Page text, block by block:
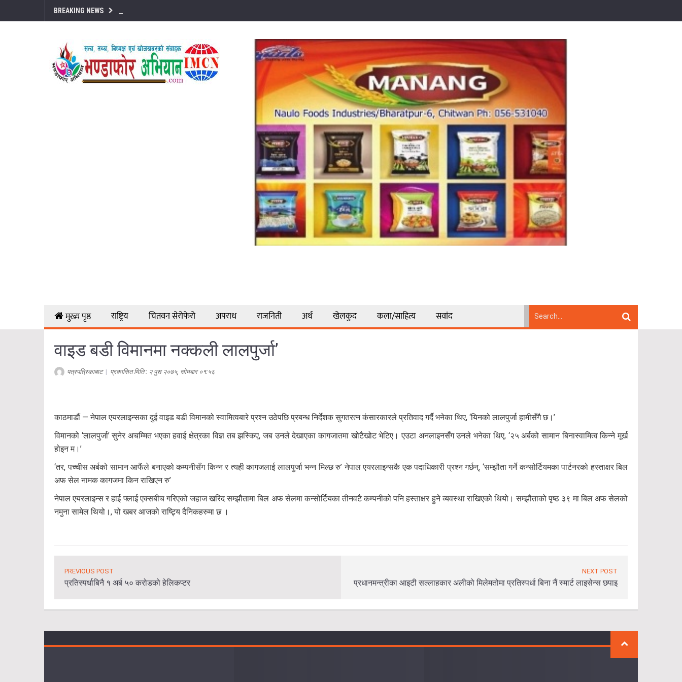
BREAKING NEWS
मुख्य पृष्ठ राष्ट्रिय चितवन सेरोफेरो अपराध राजनिती अर्थ खेलकुद कला/साहित्य सवांद
वाइड बडी विमानमा नक्कली लालपुर्जा’
पत्रपत्रिकाबाट| प्रकासित मिति : २ पुस २०७५, सोमबार ०१:५६
काठमाडौं — नेपाल एयरलाइन्सका दुई वाइड बडी विमानको स्वामित्वबारे प्रश्न उठेपछि प्रबन्ध निर्देशक सुगतरत्न कंसारकारले प्रतिवाद गर्दै भनेका थिए, ‘यिनको लालपुर्जा हामीसँगै छ।’
विमानको ‘लालपुर्जा’ सुनेर अचम्मित भएका हवाई क्षेत्रका विज्ञ तब झस्किए, जब उनले देखाएका कागजातमा खोटैखोट भेटिए। एउटा अनलाइनसँग उनले भनेका थिए, ‘२५ अर्बको सामान बिनास्वामित्व किन्ने मूर्ख
होइन म।’
‘तर, पच्चीस अर्बको सामान आफैंले बनाएको कम्पनीसँग किन्न र त्यही कागजलाई लालपुर्जा भन्न मिल्छ रु’ नेपाल एयरलाइन्सकै एक पदाधिकारी प्रश्न गर्छन्, ‘सम्झौता गर्ने कन्सोर्टियमका पार्टनरको हस्ताक्षर बिल
अफ सेल नामक कागजमा किन राखिएन रु’
नेपाल एयरलाइन्स र हाई फ्लाई एक्सबीच गरिएको जहाज खरिद सम्झौतामा बिल अफ सेलमा कन्सोर्टियका तीनवटै कम्पनीको पनि हस्ताक्षर हुने व्यवस्था राखिएको थियो। सम्झौताको पृष्ठ ३९ मा बिल अफ सेलको
नमुना सामेल थियो।, यो खबर आजको राष्ट्र्यि दैनिकहरुमा छ ।
PREVIOUS POST
प्रतिस्पर्धाबिनै १ अर्ब ५० करोडको हेलिकप्टर
NEXT POST
प्रधानमन्त्रीका आइटी सल्लाहकार अलीको मिलेमतोमा प्रतिस्पर्धा बिना नैं स्मार्ट लाइसेन्स छपाइ